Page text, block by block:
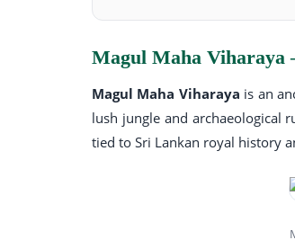
Magul Maha Viharaya
Magul Maha Viharaya is an
lush jungle and archaeological
tied to Sri Lankan royal history